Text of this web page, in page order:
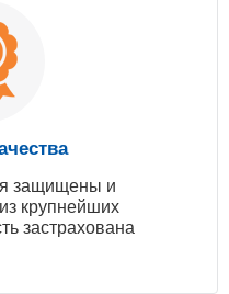
защищены и
крупнейших
застрахована